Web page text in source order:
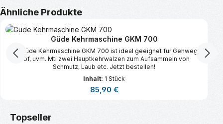
Produktgalerie überspringen
Ähnliche Produkte
Güde Kehrmaschine GKM 700
Die Güde Kehrmaschine GKM 700 ist ideal geeignet für Gehweg,
Hof, uvm. Mti zwei Hauptkehrwalzen zum Aufsammeln von
Schmutz, Laub etc. Jetzt bestellen!
Inhalt: 1 Stück
Regulärer Preis:
85,90 €
Produktgalerie überspringen
Topseller